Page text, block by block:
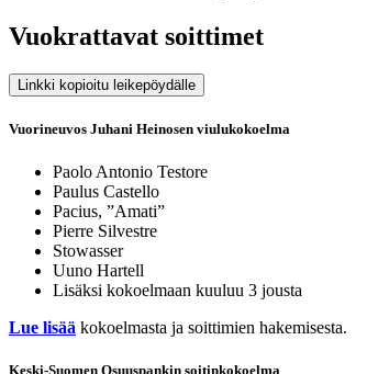
Vuokrattavat soittimet
Linkki kopioitu leikepöydälle
Vuorineuvos Juhani Heinosen viulukokoelma
Paolo Antonio Testore
Paulus Castello
Pacius, ”Amati”
Pierre Silvestre
Stowasser
Uuno Hartell
Lisäksi kokoelmaan kuuluu 3 jousta
Lue lisää kokoelmasta ja soittimien hakemisesta.
Keski-Suomen Osuuspankin soitinkokoelma